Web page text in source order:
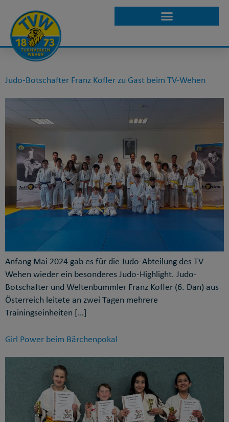
SCHLAGWORT:
BÄRCHENPOKAL
Judo-Botschafter Franz Kofler zu Gast beim TV-Wehen
Anfang Mai 2024 gab es für die Judo-Abteilung des TV
Wehen wieder ein besonderes Judo-Highlight. Judo-
Botschafter und Weltenbummler Franz Kofler (6. Dan) aus
Österreich leitete an zwei Tagen mehrere
Trainingseinheiten […]
Girl Power beim Bärchenpokal